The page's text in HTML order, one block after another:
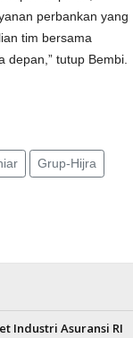
perbankan yang
tim bersama
tutup Bembi.
Grup-Hijra
Industri Asuransi RI